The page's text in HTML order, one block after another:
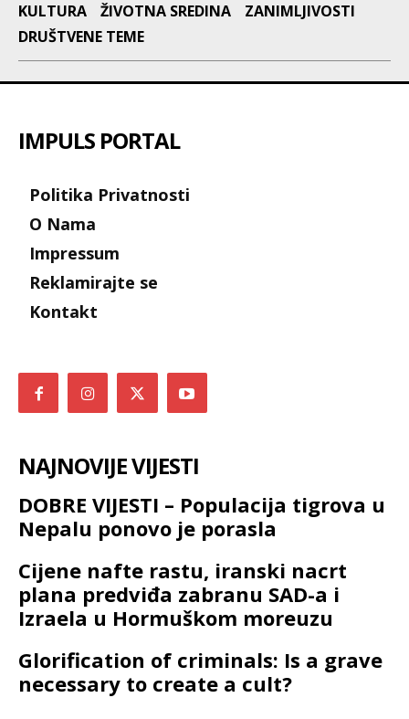
KULTURA
ŽIVOTNA SREDINA
ZANIMLJIVOSTI
DRUŠTVENE TEME
IMPULS PORTAL
Politika Privatnosti
O Nama
Impressum
Reklamirajte se
Kontakt
NAJNOVIJE VIJESTI
DOBRE VIJESTI – Populacija tigrova u
Nepalu ponovo je porasla
Cijene nafte rastu, iranski nacrt
plana predviđa zabranu SAD-a i
Izraela u Hormuškom moreuzu
Glorification of criminals: Is a grave
necessary to create a cult?